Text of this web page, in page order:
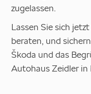
zugelassen.
Lassen Sie sich
beraten, und
Škoda und das
Autohaus Zeidler in